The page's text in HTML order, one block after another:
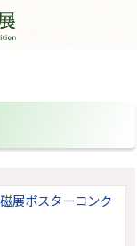
展ポスターコンク